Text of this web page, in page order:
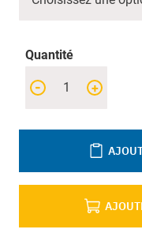
Quantité
+
-